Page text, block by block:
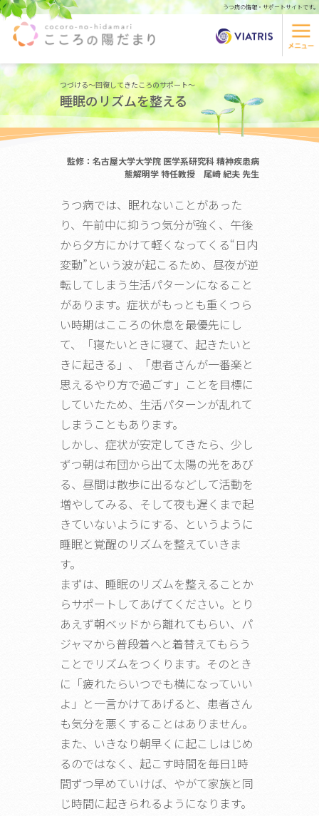
うつ病の情報・サポートサイトです。
つづける～回復してきたころのサポート～
睡眠のリズムを整える
監修：名古屋大学大学院 医学系研究科 精神疾患病
態解明学 特任教授 尾崎 紀夫 先生
うつ病では、眠れないことがあった
り、午前中に抑うつ気分が強く、午後
から夕方にかけて軽くなってくる“日内
変動”という波が起こるため、昼夜が逆
転してしまう生活パターンになること
があります。症状がもっとも重くつら
い時期はこころの休息を最優先にし
て、「寝たいときに寝て、起きたいと
きに起きる」、「患者さんが一番楽と
思えるやり方で過ごす」ことを目標に
していたため、生活パターンが乱れて
しまうこともあります。
しかし、症状が安定してきたら、少し
ずつ朝は布団から出て太陽の光をあび
る、昼間は散歩に出るなどして活動を
増やしてみる、そして夜も遅くまで起
きていないようにする、というように
睡眠と覚醒のリズムを整えていきま
す。
まずは、睡眠のリズムを整えることか
らサポートしてあげてください。とり
あえず朝ベッドから離れてもらい、パ
ジャマから普段着へと着替えてもらう
ことでリズムをつくります。そのとき
に「疲れたらいつでも横になっていい
よ」と一言かけてあげると、患者さん
も気分を悪くすることはありません。
また、いきなり朝早くに起こしはじめ
るのではなく、起こす時間を毎日1時
間ずつ早めていけば、やがて家族と同
じ時間に起きられるようになります。